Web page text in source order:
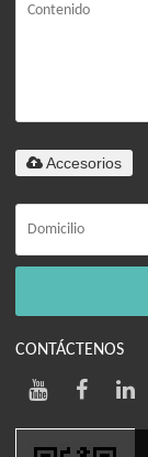
Accesorios
CONTÁCTENOS